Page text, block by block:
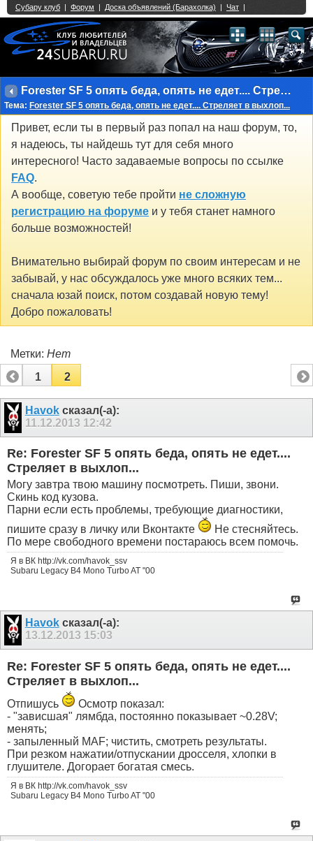
Forester SF 5 опять беда, опять не едет.... Стреляет в выхлоп...
Тема: Forester SF 5 опять беда, опять не едет.... Стреляет в выхлоп...
Привет, если ты в первый раз попал на наш форум, то,
я надеюсь, ты найдешь тут для себя много
интересного! Часто задаваемые вопросы по ссылке
FAQ.
А вообще, советую тебе пройти не сложную
регистрацию на форуме и у тебя станет намного
больше возможностей!
Внимательно выбирай форум по своим интересам и не
забывай, у нас обсуждалось уже много всяких тем...
сначала юзай поиск, потом создавай новую тему!
Добро пожаловать!
Метки: Нет
1
2
Havokсказал(-а):
11.12.2013 12:42
Re: Forester SF 5 опять беда, опять не едет....
Стреляет в выхлоп...
Могу завтра твою машину посмотреть. Пиши, звони.
Скинь код кузова.
Парни если есть проблемы, требующие диагностики,
пишите сразу в личку или Вконтакте
Не стесняйтесь.
По мере свободного времени постараюсь всем помочь.
Я в ВК http://vk.com/havok_ssv
Subaru Legacy B4 Mono Turbo AT "00
Havokсказал(-а):
13.12.2013 15:03
Re: Forester SF 5 опять беда, опять не едет....
Стреляет в выхлоп...
Отпишусь
Осмотр показал:
- "зависшая" лямбда, постоянно показывает ~0.28V;
менять;
- запыленный MAF; чистить, смотреть результаты.
При резком нажатии/отпускании дросселя, хлопки в
глушителе. Догорает богатая смесь.
Я в ВК http://vk.com/havok_ssv
Subaru Legacy B4 Mono Turbo AT "00
Single Sign On provided byvBSSO
2 3 4 5 6 7 8 9 10 11 12 13 14 15 16 17 18 21 22 23 24 25 26
27 28 29 30 31 32 33 34 35 36 37 38 39 40 41 42 43